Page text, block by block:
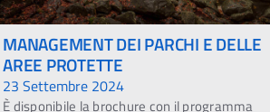
MANAGEMENT DEI PARCHI E DELLE
AREE PROTETTE
23 Settembre 2024
È disponibile la brochure con il programma